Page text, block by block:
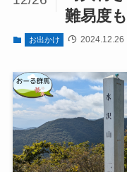
難易度も
お出かけ 2024.12.26